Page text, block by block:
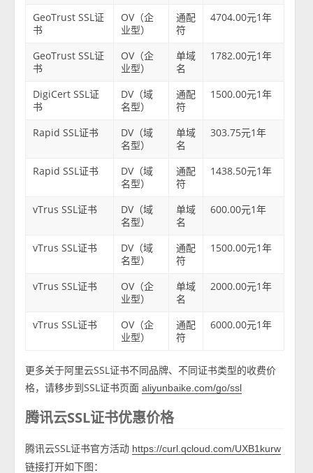
GeoTrust SSL证
书
OV（企
业型）
通配
符
4704.00元1年
GeoTrust SSL证
书
OV（企
业型）
单域
名
1782.00元1年
DigiCert SSL证
书
DV（域
名型）
通配
符
1500.00元1年
Rapid SSL证书
DV（域
名型）
单域
名
303.75元1年
Rapid SSL证书
DV（域
名型）
通配
符
1438.50元1年
vTrus SSL证书
DV（域
名型）
单域
名
600.00元1年
vTrus SSL证书
DV（域
名型）
通配
符
1500.00元1年
vTrus SSL证书
OV（企
业型）
单域
名
2000.00元1年
vTrus SSL证书
OV（企
业型）
通配
符
6000.00元1年
更多关于阿里云SSL证书不同品牌、不同证书类型的收费价
格，请移步到SSL证书页面aliyunbaike.com/go/ssl
腾讯云SSL证书优惠价格
腾讯云SSL证书官方活动 https://curl.qcloud.com/UXB1kurw
链接打开如下图：